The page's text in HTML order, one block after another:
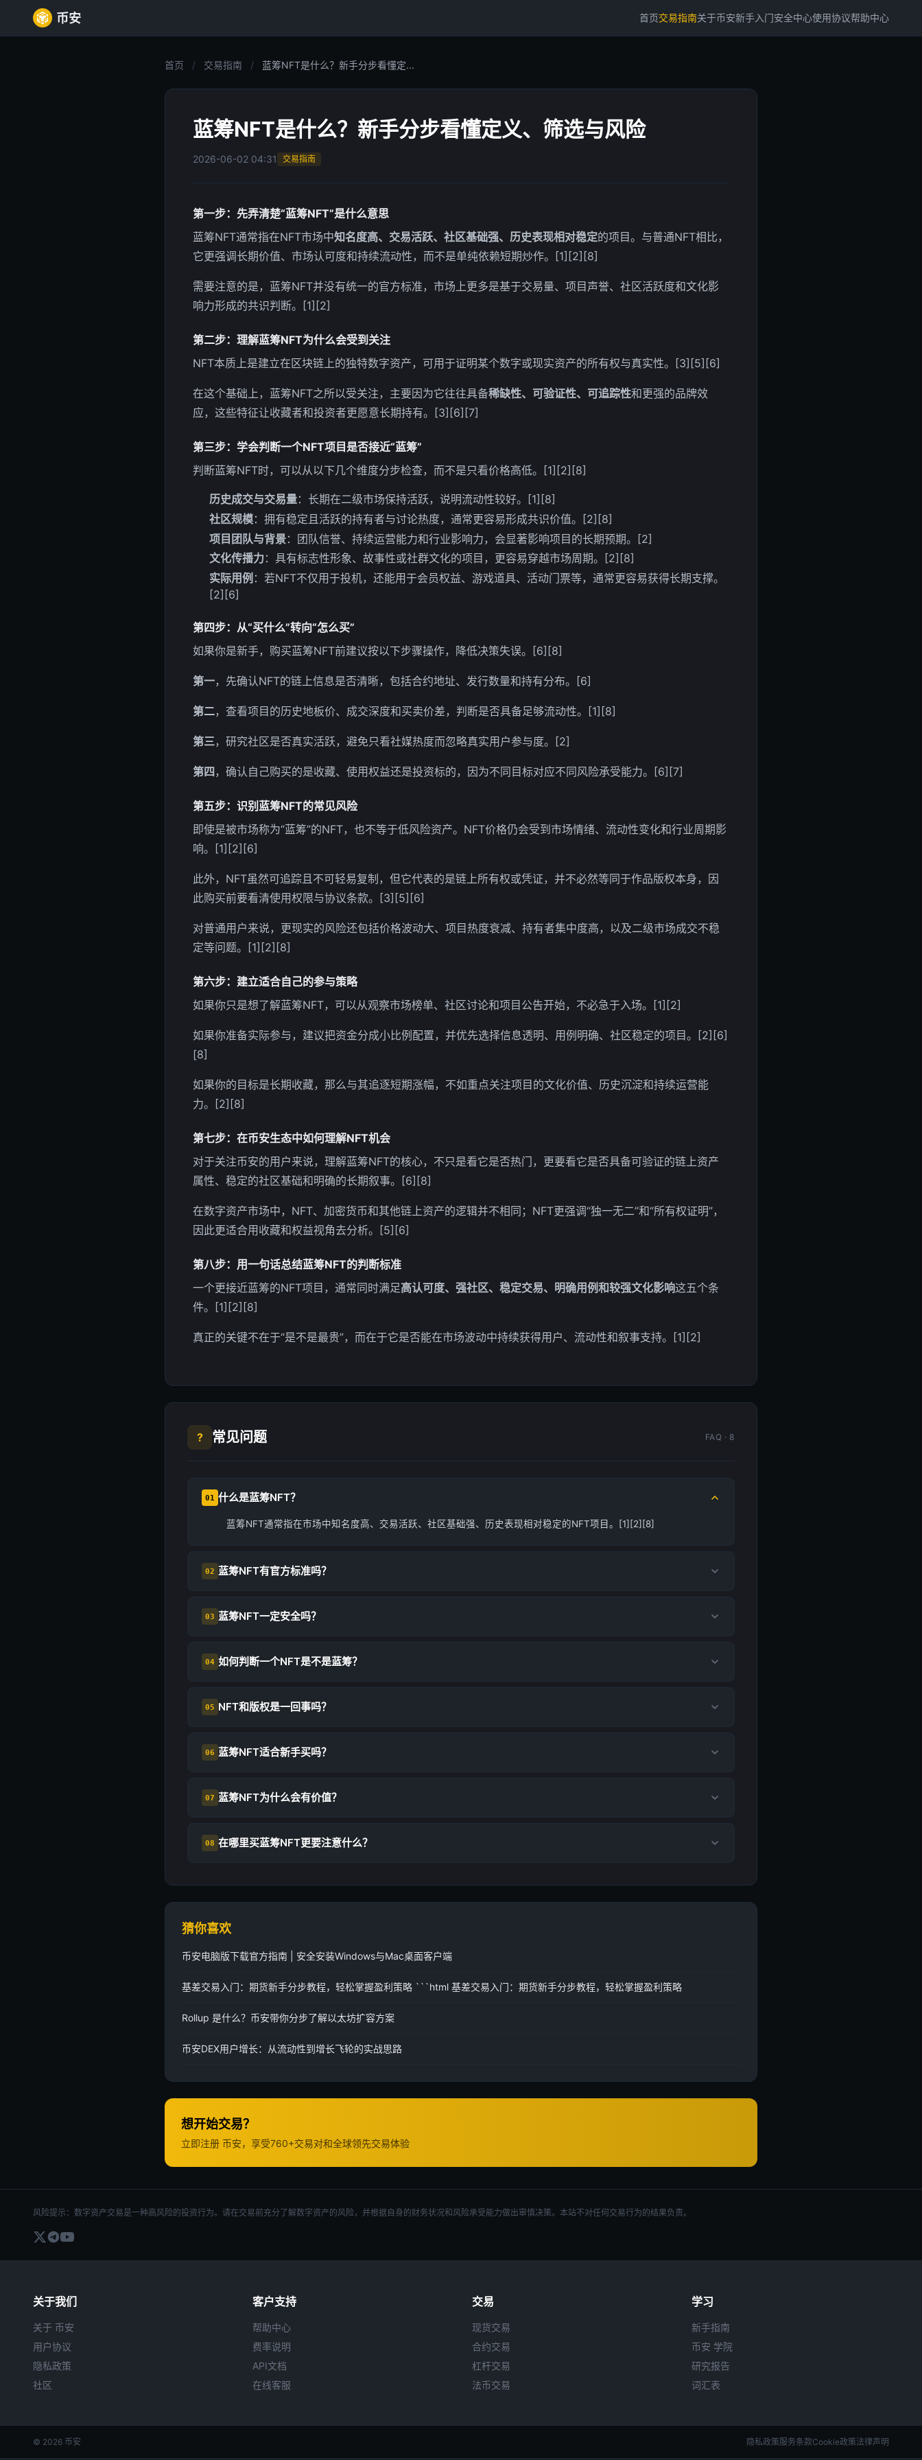
币安 首页交易指南关于币安新手入门安全中心使用协议帮助中心
首页 / 交易指南 / 蓝筹NFT是什么？新手分步看懂定...
蓝筹NFT是什么？新手分步看懂定义、筛选与风险
2026-06-02 04:31 交易指南
第一步：先弄清楚“蓝筹NFT”是什么意思
蓝筹NFT通常指在NFT市场中知名度高、交易活跃、社区基础强、历史表现相对稳定的项目。与普通NFT相比，
它更强调长期价值、市场认可度和持续流动性，而不是单纯依赖短期炒作。[1][2][8]
需要注意的是，蓝筹NFT并没有统一的官方标准，市场上更多是基于交易量、项目声誉、社区活跃度和文化影
响力形成的共识判断。[1][2]
第二步：理解蓝筹NFT为什么会受到关注
NFT本质上是建立在区块链上的独特数字资产，可用于证明某个数字或现实资产的所有权与真实性。[3][5][6]
在这个基础上，蓝筹NFT之所以受关注，主要因为它往往具备稀缺性、可验证性、可追踪性和更强的品牌效
应，这些特征让收藏者和投资者更愿意长期持有。[3][6][7]
第三步：学会判断一个NFT项目是否接近“蓝筹”
判断蓝筹NFT时，可以从以下几个维度分步检查，而不是只看价格高低。[1][2][8]
历史成交与交易量：长期在二级市场保持活跃，说明流动性较好。[1][8]
社区规模：拥有稳定且活跃的持有者与讨论热度，通常更容易形成共识价值。[2][8]
项目团队与背景：团队信誉、持续运营能力和行业影响力，会显著影响项目的长期预期。[2]
文化传播力 ：具有标志性形象、故事性或社群文化的项目，更容易穿越市场周期。[2][8]
实际用例 ：若NFT不仅用于投机，还能用于会员权益、游戏道具、活动门票等，通常更容易获得长期支撑。
[2][6]
第四步：从“买什么”转向“怎么买”
如果你是新手，购买蓝筹NFT前建议按以下步骤操作，降低决策失误。[6][8]
第一，先确认NFT的链上信息是否清晰，包括合约地址、发行数量和持有分布。[6]
第二，查看项目的历史地板价、成交深度和买卖价差，判断是否具备足够流动性。[1][8]
第三，研究社区是否真实活跃，避免只看社媒热度而忽略真实用户参与度。[2]
第四 ，确认自己购买的是收藏、使用权益还是投资标的，因为不同目标对应不同风险承受能力。[6][7]
第五步：识别蓝筹NFT的常见风险
即使是被市场称为“蓝筹”的NFT，也不等于低风险资产。NFT价格仍会受到市场情绪、流动性变化和行业周期影
响。[1][2][6]
此外，NFT虽然可追踪且不可轻易复制，但它代表的是链上所有权或凭证，并不必然等同于作品版权本身，因
此购买前要看清使用权限与协议条款。[3][5][6]
对普通用户来说，更现实的风险还包括价格波动大、项目热度衰减、持有者集中度高，以及二级市场成交不稳
定等问题。[1][2][8]
第六步：建立适合自己的参与策略
如果你只是想了解蓝筹NFT，可以从观察市场榜单、社区讨论和项目公告开始，不必急于入场。[1][2]
如果你准备实际参与，建议把资金分成小比例配置，并优先选择信息透明、用例明确、社区稳定的项目。[2][6]
[8]
如果你的目标是长期收藏，那么与其追逐短期涨幅，不如重点关注项目的文化价值、历史沉淀和持续运营能
力。[2][8]
第七步：在币安生态中如何理解NFT机会
对于关注币安的用户来说，理解蓝筹NFT的核心，不只是看它是否热门，更要看它是否具备可验证的链上资产
属性、稳定的社区基础和明确的长期叙事。[6][8]
在数字资产市场中，NFT、加密货币和其他链上资产的逻辑并不相同；NFT更强调“独一无二”和“所有权证明”，
因此更适合用收藏和权益视角去分析。[5][6]
第八步：用一句话总结蓝筹NFT的判断标准
一个更接近蓝筹的NFT项目，通常同时满足高认可度、强社区、稳定交易、明确用例和较强文化影响这五个条
件。[1][2][8]
真正的关键不在于“是不是最贵”，而在于它是否能在市场波动中持续获得用户、流动性和叙事支持。[1][2]
? 常见问题 FAQ · 8
01 什么是蓝筹NFT？
蓝筹NFT通常指在市场中知名度高、交易活跃、社区基础强、历史表现相对稳定的NFT项目。[1][2][8]
02 蓝筹NFT有官方标准吗？
03 蓝筹NFT一定安全吗？
04 如何判断一个NFT是不是蓝筹？
05 NFT和版权是一回事吗？
06 蓝筹NFT适合新手买吗？
07 蓝筹NFT为什么会有价值？
08 在哪里买蓝筹NFT更要注意什么？
猜你喜欢
币安电脑版下载官方指南 | 安全安装Windows与Mac桌面客户端
基差交易入门：期货新手分步教程，轻松掌握盈利策略 ```html 基差交易入门：期货新手分步教程，轻松掌握盈利策略
Rollup 是什么？币安带你分步了解以太坊扩容方案
币安DEX用户增长：从流动性到增长飞轮的实战思路
想开始交易？
立即注册 币安，享受760+交易对和全球领先交易体验
风险提示：数字资产交易是一种高风险的投资行为。请在交易前充分了解数字资产的风险，并根据自身的财务状况和风险承受能力做出审慎决策。本站不对任何交易行为的结果负责。
关于我们
关于 币安
用户协议
隐私政策
社区
客户支持
帮助中心
费率说明
API文档
在线客服
交易
现货交易
合约交易
杠杆交易
法币交易
学习
新手指南
币安 学院
研究报告
词汇表
© 2026 币安 隐私政策服务条款Cookie政策法律声明